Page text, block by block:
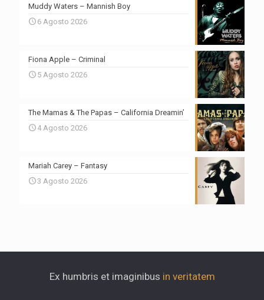
Muddy Waters – Mannish Boy
6 Agosto 2026
Fiona Apple – Criminal
5 Agosto 2026
The Mamas & The Papas – California Dreamin’
4 Agosto 2026
Mariah Carey – Fantasy
3 Agosto 2026
Ex humbris et imaginibus in veritatem